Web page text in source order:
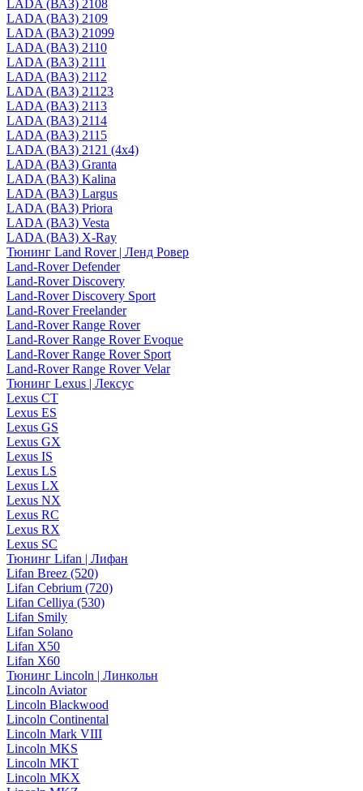
LADA (ВАЗ) 2108
LADA (ВАЗ) 2109
LADA (ВАЗ) 21099
LADA (ВАЗ) 2110
LADA (ВАЗ) 2111
LADA (ВАЗ) 2112
LADA (ВАЗ) 21123
LADA (ВАЗ) 2113
LADA (ВАЗ) 2114
LADA (ВАЗ) 2115
LADA (ВАЗ) 2121 (4x4)
LADA (ВАЗ) Granta
LADA (ВАЗ) Kalina
LADA (ВАЗ) Largus
LADA (ВАЗ) Priora
LADA (ВАЗ) Vesta
LADA (ВАЗ) X-Ray
Тюнинг Land Rover | Ленд Ровер
Land-Rover Defender
Land-Rover Discovery
Land-Rover Discovery Sport
Land-Rover Freelander
Land-Rover Range Rover
Land-Rover Range Rover Evoque
Land-Rover Range Rover Sport
Land-Rover Range Rover Velar
Тюнинг Lexus | Лексус
Lexus CT
Lexus ES
Lexus GS
Lexus GX
Lexus IS
Lexus LS
Lexus LX
Lexus NX
Lexus RC
Lexus RX
Lexus SC
Тюнинг Lifan | Лифан
Lifan Breez (520)
Lifan Cebrium (720)
Lifan Celliya (530)
Lifan Smily
Lifan Solano
Lifan X50
Lifan X60
Тюнинг Lincoln | Линкольн
Lincoln Aviator
Lincoln Blackwood
Lincoln Continental
Lincoln Mark VIII
Lincoln MKS
Lincoln MKT
Lincoln MKX